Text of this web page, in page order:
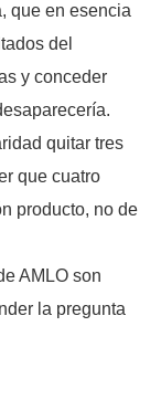
que en esencia
del
y conceder
quitar tres
que cuatro
producto, no de
AMLO son
la pregunta